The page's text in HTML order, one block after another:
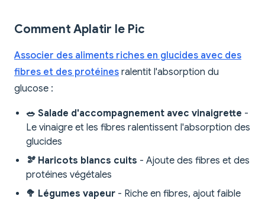
Comment Aplatir le Pic
Associer des aliments riches en glucides avec des
fibres et des protéines ralentit l'absorption du
glucose :
🥗 Salade d'accompagnement avec vinaigrette -
Le vinaigre et les fibres ralentissent l'absorption des
glucides
🫘 Haricots blancs cuits - Ajoute des fibres et des
protéines végétales
🥦 Légumes vapeur - Riche en fibres, ajout faible